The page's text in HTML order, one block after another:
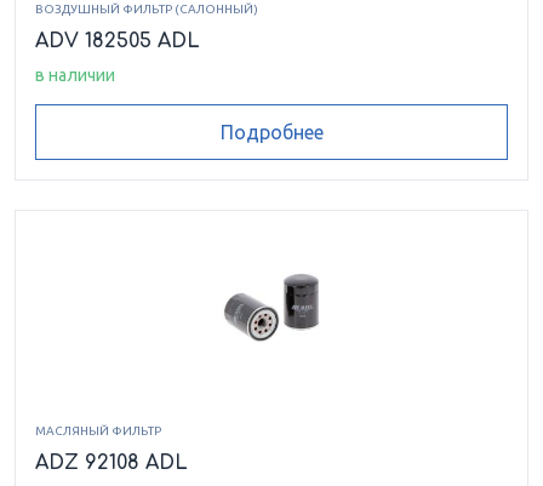
ВОЗДУШНЫЙ ФИЛЬТР (САЛОННЫЙ)
ADV 182505 ADL
в наличии
Подробнее
МАСЛЯНЫЙ ФИЛЬТР
ADZ 92108 ADL